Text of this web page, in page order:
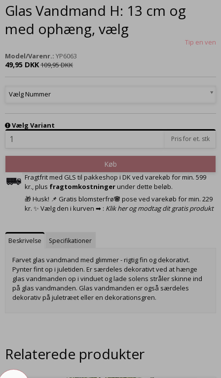
Glas Vandmand H: 13 cm og
med ophæng, vælg
Tip en ven
Model/Varenr.: YP6063
49,95 DKK109,95 DKK
Vælg Nummer
Vælg Variant
Pris for et. stk
Køb
Fragtfrit med GLS til pakkeshop i DK ved varekøb for min. 599
kr., plus fragtomkostningerunder dette beløb.
🎁 Husk! 📌 Gratis blomsterfrø🌸 pose ved varekøb for min. 229
kr. ✨ Vælg den i kurven ➡ : Klik her og modtag dit gratis produkt
Beskrivelse Specifikationer
Farvet glas vandmand med glimmer - rigtig fin og dekorativt.
Pynter fint op i juletiden. Er særdeles dekorativt ved at hænge
glas vandmanden op i vinduet og lade solens stråler skinne ind
på glas vandmanden. Glas vandmanden er også særdeles
dekorativ på juletræet eller en dekorationsgren.
Relaterede produkter